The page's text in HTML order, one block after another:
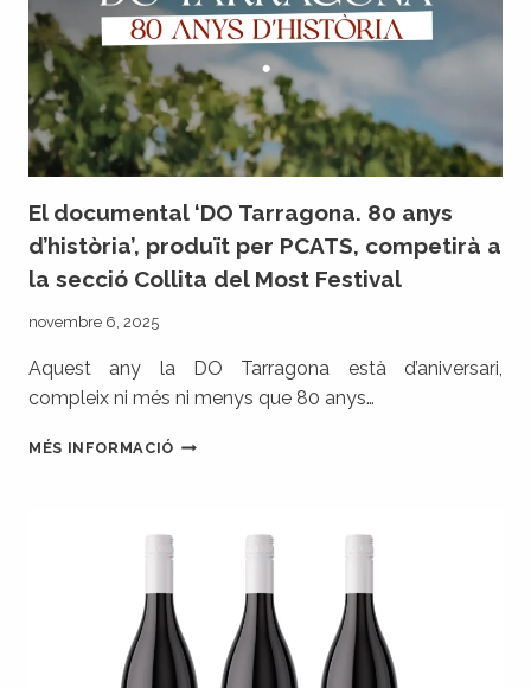
El documental ‘DO Tarragona. 80 anys
d’història’, produït per PCATS, competirà a
la secció Collita del Most Festival
novembre 6, 2025
Aquest any la DO Tarragona està d’aniversari,
compleix ni més ni menys que 80 anys…
MÉS INFORMACIÓEL
80
ANYS
PRODUÏT
PER
PCATS,
COMPETIRÀ